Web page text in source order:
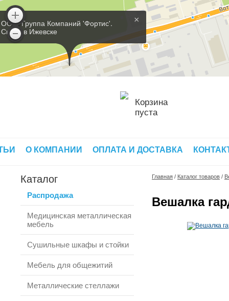
×
ООО 'Группа Компаний 'Фортис'.
Склад в Ижевске
Корзина
пуста
О КОМПАНИИ ОПЛАТА И ДОСТАВКА
Каталог
Распродажа
Медицинская металлическая
мебель
Сушильные шкафы и стойки
Мебель для общежитий
Металлические стеллажи
Главная / Каталог товаров /
Вешалка